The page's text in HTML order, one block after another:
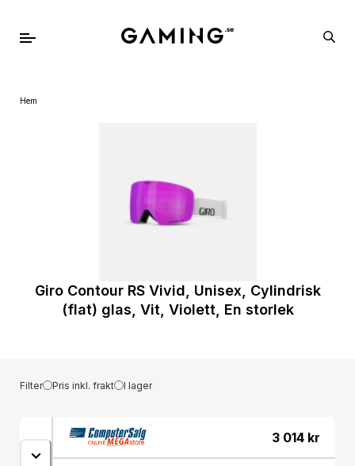
Hem
Giro Contour RS Vivid, Unisex, Cylindrisk
(flat) glas, Vit, Violett, En storlek
Filter Pris inkl. frakt I lager
3 014 kr